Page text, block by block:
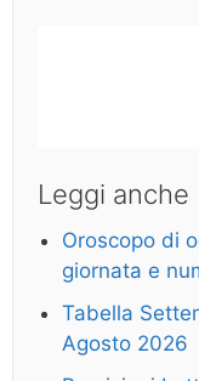
Leggi anche
Oroscopo di
giornata e
Tabella
Agosto 2026